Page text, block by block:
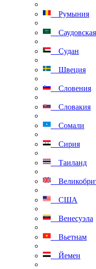
Румыния
Судан
Швеция
Словения
Словакия
Сомали
Сирия
Таиланд
США
Венесуэла
Вьетнам
Йемен